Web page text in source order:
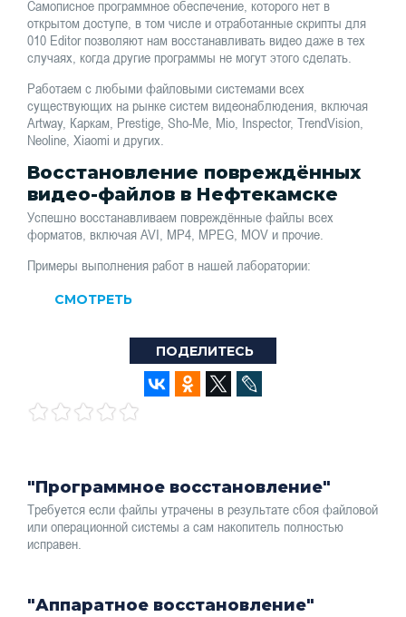
Самописное программное обеспечение, которого нет в
открытом доступе, в том числе и отработанные скрипты для
010 Editor позволяют нам восстанавливать видео даже в тех
случаях, когда другие программы не могут этого сделать.
Работаем с любыми файловыми системами всех
существующих на рынке систем видеонаблюдения, включая
Artway, Каркам, Prestige, Sho-Me, Mio, Inspector, TrendVision,
Neoline, Xiaomi и других.
Восстановление повреждённых
видео-файлов в Нефтекамске
Успешно восстанавливаем повреждённые файлы всех
форматов, включая AVI, MP4, MPEG, MOV и прочие.
Примеры выполнения работ в нашей лаборатории:
СМОТРЕТЬ
ПОДЕЛИТЕСЬ
"Программное восстановление"
Требуется если файлы утрачены в результате сбоя файловой
или операционной системы а сам накопитель полностью
исправен.
"Аппаратное восстановление"